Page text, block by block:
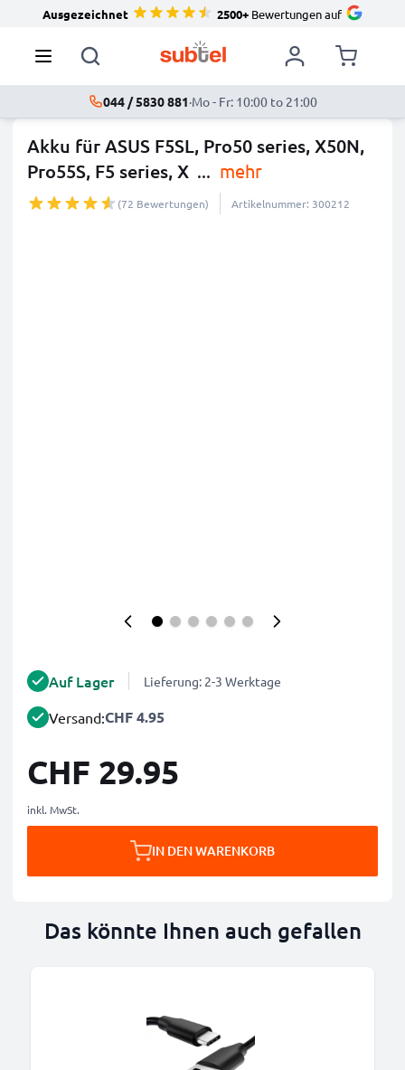
Ausgezeichnet 2500+Bewertungen auf
044 / 5830 881·Mo - Fr: 10:00 to 21:00
Akku für ASUS F5SL, Pro50 series, X50N,
Pro55S, F5 series, X ... mehr
(72 Bewertungen) Artikelnummer: 300212
Auf Lager Lieferung: 2-3 Werktage
Versand:CHF 4.95
CHF 29.95
inkl. MwSt.
IN DEN WARENKORB
Das könnte Ihnen auch gefallen